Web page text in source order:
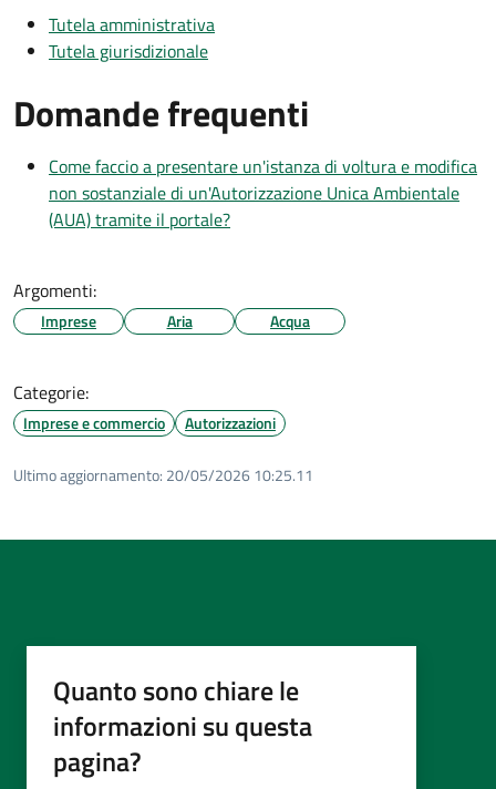
Tutela amministrativa
Tutela giurisdizionale
Domande frequenti
Come faccio a presentare un'istanza di voltura e modifica
non sostanziale di un'Autorizzazione Unica Ambientale
(AUA) tramite il portale?
Argomenti:
Imprese Aria Acqua
Categorie:
Imprese e commercio Autorizzazioni
Ultimo aggiornamento: 20/05/2026 10:25.11
Quanto sono chiare le
informazioni su questa
pagina?